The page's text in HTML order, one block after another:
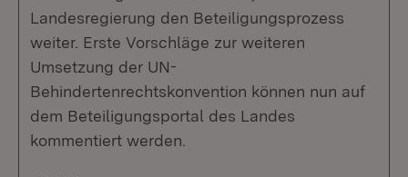
Landesregierung den Beteiligungsprozess
weiter. Erste Vorschläge zur weiteren
Umsetzung der UN-
Behindertenrechtskonvention können nun auf
dem Beteiligungsportal des Landes
kommentiert werden.